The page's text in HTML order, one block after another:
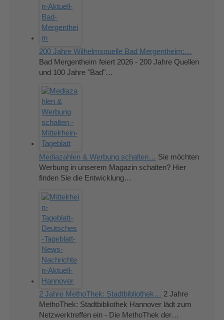
200 Jahre Wilhelmsquelle Bad Mergentheim:…
Bad Mergentheim feiert 2026 - 200 Jahre Quellen
und 100 Jahre "Bad"…
Mediazahlen & Werbung schalten… Sie möchten
Werbung in unserem Magazin schalten? Hier
finden Sie die Entwicklung…
2 Jahre MethoThek: Stadtbibliothek… 2 Jahre
MethoThek: Stadtbibliothek Hannover lädt zum
Netzwerktreffen ein - Die MethoThek der…